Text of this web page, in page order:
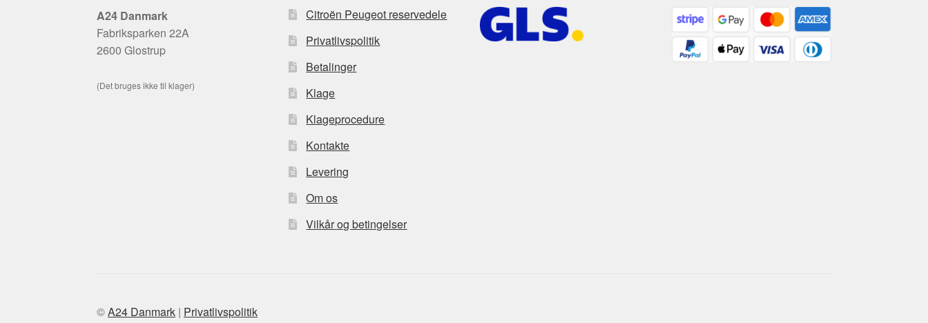
A24 Danmark
Fabriksparken 22A
2600 Glostrup
(Det bruges ikke til klager)
Citroën Peugeot reservedele
Privatlivspolitik
Betalinger
Klage
Klageprocedure
Kontakte
Levering
Om os
Vilkår og betingelser
©A24 Danmark | Privatlivspolitik